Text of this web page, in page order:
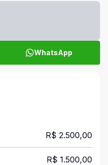
WhatsApp
R$ 2.500,00
R$ 1.500,00